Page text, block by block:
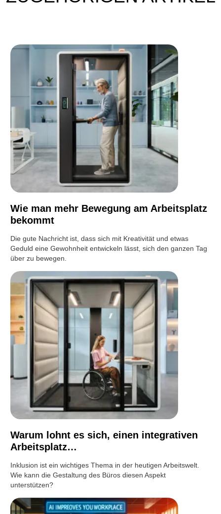
Wie man mehr Bewegung am Arbeitsplatz
bekommt
Die gute Nachricht ist, dass sich mit Kreativität und etwas
Geduld eine Gewohnheit entwickeln lässt, sich den ganzen Tag
über zu bewegen.
Warum lohnt es sich, einen integrativen
Arbeitsplatz…
Inklusion ist ein wichtiges Thema in der heutigen Arbeitswelt.
Wie kann die Gestaltung des Büros diesen Aspekt
unterstützen?